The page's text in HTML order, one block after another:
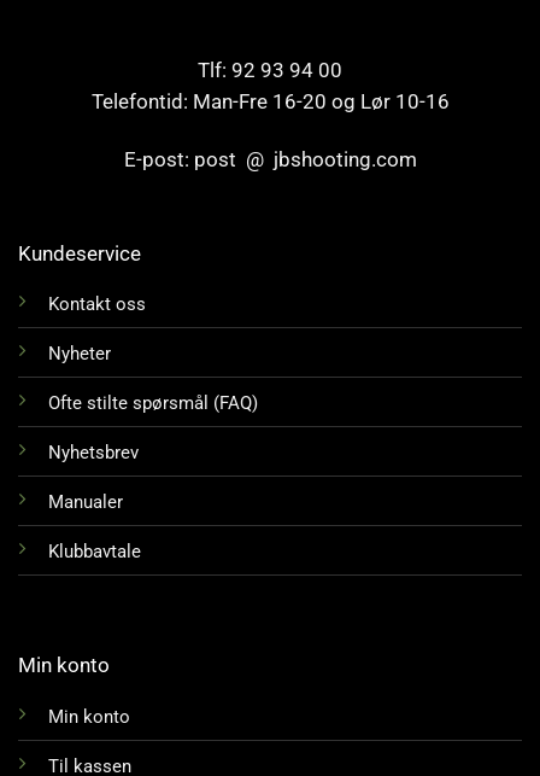
Tlf: 92 93 94 00
Telefontid: Man-Fre 16-20 og Lør 10-16
E-post: post @ jbshooting.com
Kundeservice
Kontakt oss
Nyheter
Ofte stilte spørsmål (FAQ)
Nyhetsbrev
Manualer
Klubbavtale
Min konto
Min konto
Til kassen